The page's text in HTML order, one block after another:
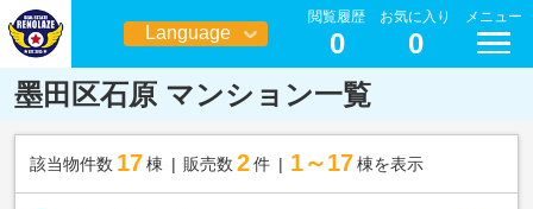
Language
日本語
閲覧履歴
0
お気に入り
0
メニュー
墨田区石原 マンション一覧
該当物件数 17棟 販売数 2 件 1～17 棟を表示